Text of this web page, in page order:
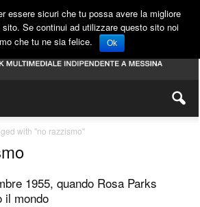
with "no razzismo"
1955, quando Rosa Parks
il mondo
essere sicuri che tu possa avere la migliore
Se continui ad utilizzare questo sito noi
che tu ne sia felice.
Ok